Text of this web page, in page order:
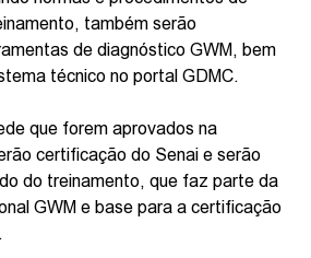
também serão
de diagnóstico GWM, bem
técnico no portal GDMC.
que forem aprovados na
certificação do Senai e serão
do treinamento, que faz parte da
GWM e base para a certificação